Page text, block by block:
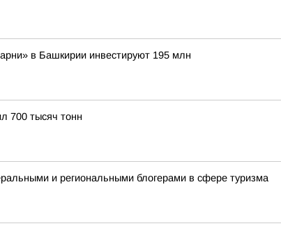
в Башкирии инвестируют 195 млн
700 тысяч тонн
и региональными блогерами в сфере туризма